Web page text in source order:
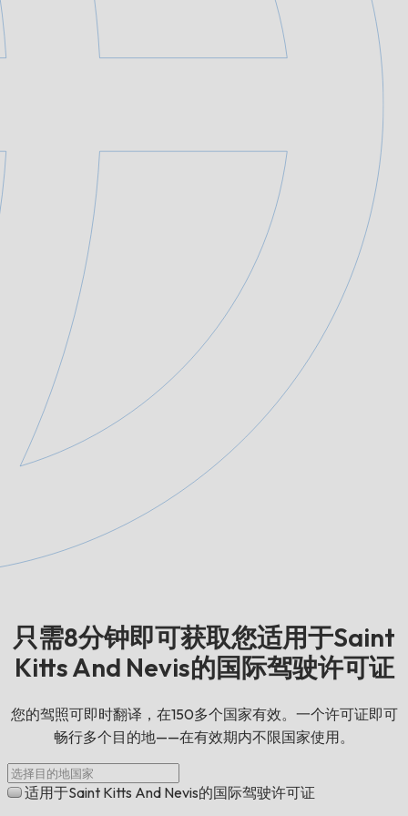
只需8分钟即可获取您适用于Saint
Kitts And Nevis的国际驾驶许可证
您的驾照可即时翻译，在150多个国家有效。一个许可证即可
畅行多个目的地——在有效期内不限国家使用。
适用于Saint Kitts And Nevis的国际驾驶许可证